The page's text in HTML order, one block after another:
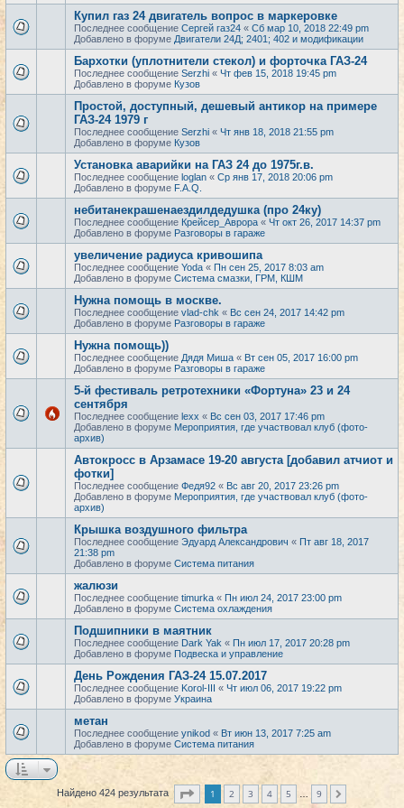
Купил газ 24 двигатель вопрос в маркеровке
Последнее сообщение Сергей газ24 « Сб мар 10, 2018 22:49 pm
Добавлено в форуме Двигатели 24Д; 2401; 402 и модификации
Бархотки (уплотнители стекол) и форточка ГАЗ-24
Последнее сообщение Serzhi « Чт фев 15, 2018 19:45 pm
Добавлено в форуме Кузов
Простой, доступный, дешевый антикор на примере
ГАЗ-24 1979 г
Последнее сообщение Serzhi « Чт янв 18, 2018 21:55 pm
Добавлено в форуме Кузов
Установка аварийки на ГАЗ 24 до 1975г.в.
Последнее сообщение loglan « Ср янв 17, 2018 20:06 pm
Добавлено в форуме F.A.Q.
небитанекрашенаездилдедушка (про 24ку)
Последнее сообщение Крейсер_Аврора « Чт окт 26, 2017 14:37 pm
Добавлено в форуме Разговоры в гараже
увеличение радиуса кривошипа
Последнее сообщение Yoda « Пн сен 25, 2017 8:03 am
Добавлено в форуме Система смазки, ГРМ, КШМ
Нужна помощь в москве.
Последнее сообщение vlad-chk « Вс сен 24, 2017 14:42 pm
Добавлено в форуме Разговоры в гараже
Нужна помощь))
Последнее сообщение Дядя Миша « Вт сен 05, 2017 16:00 pm
Добавлено в форуме Разговоры в гараже
5-й фестиваль ретротехники «Фортуна» 23 и 24
сентября
Последнее сообщение lexx « Вс сен 03, 2017 17:46 pm
Добавлено в форуме Мероприятия, где участвовал клуб (фото-
архив)
Автокросс в Арзамасе 19-20 августа [добавил атчиот и
фотки]
Последнее сообщение Федя92 « Вс авг 20, 2017 23:26 pm
Добавлено в форуме Мероприятия, где участвовал клуб (фото-
архив)
Крышка воздушного фильтра
Последнее сообщение Эдуард Александрович « Пт авг 18, 2017
21:38 pm
Добавлено в форуме Система питания
жалюзи
Последнее сообщение timurka « Пн июл 24, 2017 23:00 pm
Добавлено в форуме Система охлаждения
Подшипники в маятник
Последнее сообщение Dark Yak « Пн июл 17, 2017 20:28 pm
Добавлено в форуме Подвеска и управление
День Рождения ГАЗ-24 15.07.2017
Последнее сообщение Korol-III « Чт июл 06, 2017 19:22 pm
Добавлено в форуме Украина
метан
Последнее сообщение ynikod « Вт июн 13, 2017 7:25 am
Добавлено в форуме Система питания
Найдено 424 результата Страница из
1 2 3 4 5 9